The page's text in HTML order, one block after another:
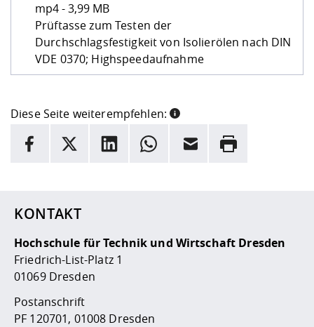
mp4 - 3,99 MB
Prüftasse zum Testen der
Durchschlagsfestigkeit von Isolierölen nach DIN
VDE 0370; Highspeedaufnahme
Diese Seite weiterempfehlen:
INFORMATION
Hier stehen weitere Informationen und ein Link zur
Facebook
X LinkedInWhatsappE-Mail Drucken
KONTAKT
Hochschule für Technik und Wirtschaft Dresden
Friedrich-List-Platz 1
01069 Dresden
Postanschrift
PF 120701, 01008 Dresden